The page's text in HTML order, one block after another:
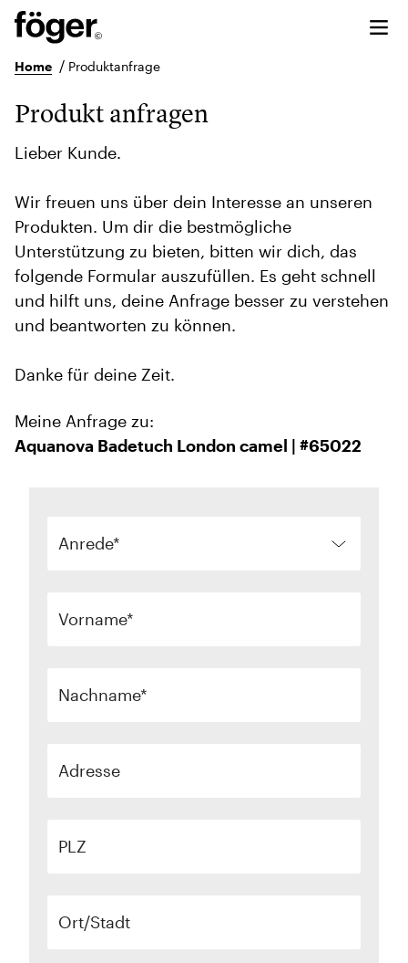
Home / Produktanfrage
Produkt anfragen
Lieber Kunde.
Wir freuen uns über dein Interesse an unseren
Produkten. Um dir die bestmögliche
Unterstützung zu bieten, bitten wir dich, das
folgende Formular auszufüllen. Es geht schnell
und hilft uns, deine Anfrage besser zu verstehen
und beantworten zu können.
Danke für deine Zeit.
Meine Anfrage zu:
Aquanova Badetuch London camel | #65022
Anrede
Vorname
Nachname
Adresse
PLZ
Ort/Stadt